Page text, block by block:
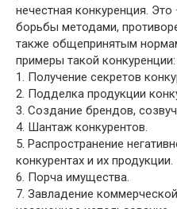
нечестная конкуренция.
борьбы методами,
также общепринятым
примеры такой конкуренции:
1. Получение секретов
2. Подделка продукции
3. Создание брендов,
4. Шантаж конкурентов.
5. Распространение
конкурентах и их продукции.
6. Порча имущества.
7. Завладение